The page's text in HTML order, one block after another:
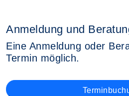
Anmeldung und
Eine Anmeldung oder
Termin möglich.